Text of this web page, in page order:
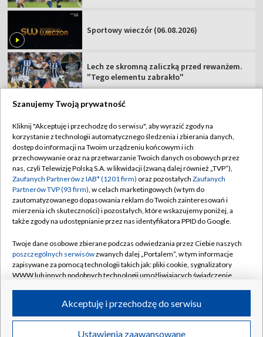
Sportowy wieczór (06.08.2026)
Lech ze skromną zaliczką przed rewanżem.
"Tego elementu zabrakło"
TVP
Abonament TVP
Sklep TVP
Biuro Reklamy
Oferta Handlowa
Emisja w TVP
Rada Programowa
Ogłoszenia przetargowe
Akademia Telewizyjna
Regulamin TVP
Polityka prywatności
Moje zgody
Biuro reklamy
Kanały
©2026 Telewizja Polska Spółka Akcyjna w likwidacji
Szanujemy Twoją prywatność
Kliknij "Akceptuję i przechodzę do serwisu", aby wyrazić zgody na
korzystanie z technologii automatycznego śledzenia i zbierania danych,
dostęp do informacji na Twoim urządzeniu końcowym i ich
przechowywanie oraz na przetwarzanie Twoich danych osobowych przez
nas, czyli Telewizję Polską S.A. w likwidacji (zwaną dalej również „TVP”),
Zaufanych Partnerów z IAB* (1201 firm) oraz pozostałych Zaufanych
Partnerów TVP (93 firm), w celach marketingowych (w tym do
zautomatyzowanego dopasowania reklam do Twoich zainteresowań i
mierzenia ich skuteczności) i pozostałych, które wskazujemy poniżej, a
także zgody na udostępnianie przez nas identyfikatora PPID do Google.
Twoje dane osobowe zbierane podczas odwiedzania przez Ciebie naszych
poszczególnych serwisówzwanych dalej „Portalem”, w tym informacje
zapisywane za pomocą technologii takich jak: pliki cookie, sygnalizatory
WWW lub innych podobnych technologii umożliwiających świadczenie
ruchu w Internecie.
Twoje dane osobowe zbierane podczas odwiedzania przez Ciebie
Ustawienia zaawansowane
Akceptuję i przechodzę do serwisu